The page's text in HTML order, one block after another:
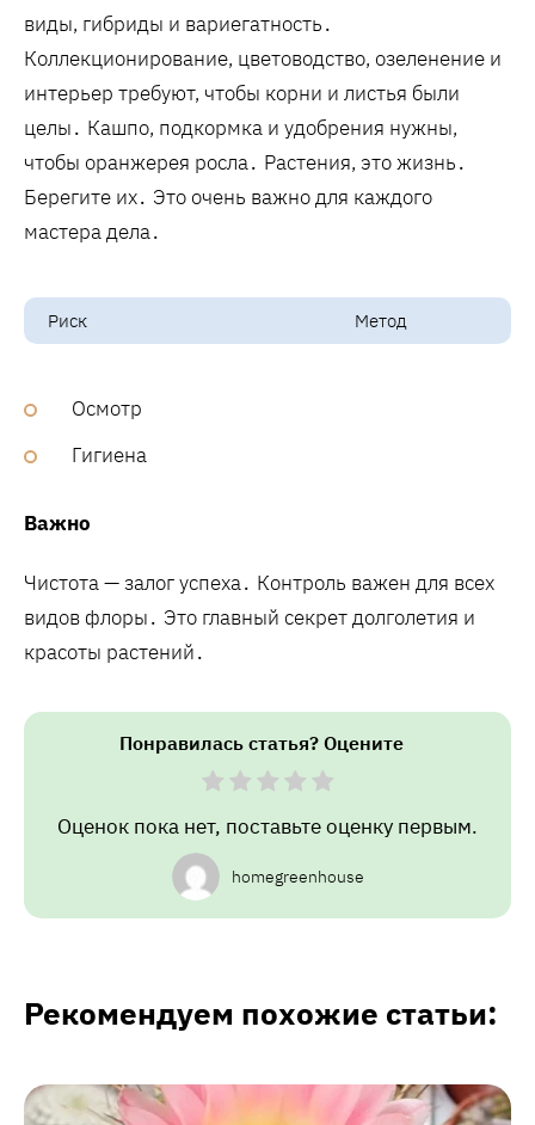
виды‚ гибриды и вариегатность․
Коллекционирование‚ цветоводство‚ озеленение и
интерьер требуют‚ чтобы корни и листья были
целы․ Кашпо‚ подкормка и удобрения нужны‚
чтобы оранжерея росла․ Растения, это жизнь․
Берегите их․ Это очень важно для каждого
мастера дела․
Риск Метод
Осмотр
Гигиена
Важно
Чистота — залог успеха․ Контроль важен для всех
видов флоры․ Это главный секрет долголетия и
красоты растений․
Понравилась статья? Оцените
Оценок пока нет, поставьте оценку первым.
homegreenhouse
Рекомендуем похожие статьи: